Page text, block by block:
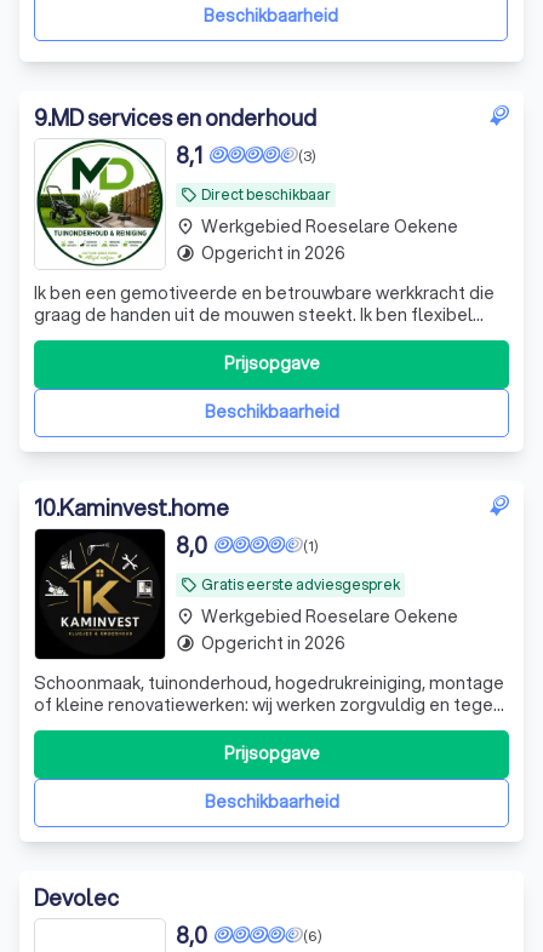
Beschikbaarheid
9.MD services en onderhoud
local_offer Direct beschikbaar
(3)
8,1
Ik ben een gemotiveerde en betrouwbare werkkracht die
graag de handen uit de mouwen steekt. Ik ben flexibel
inzetbaar en help met verhuizen, klusjes, tuinonderhoud
en andere praktische taken. Ik werk nauwkeurig, ben
vriendelijk en zorg ervoor dat elke opdracht correct wordt
uitgevoerd. Ik ben beschiBeschikbaarheid
Prijsopgave
place Werkgebied Roeselare Oekene
timelapse Opgericht in 2026
10.Kaminvest.home
local_offer Gratis eerste adviesgesprek
(1)
8,0
Schoonmaak, tuinonderhoud, hogedrukreiniging, montage
of kleine renovatiewerken: wij werken zorgvuldig en tegen
een eerlijke prijs. Eén aanspreekpunt voor al uw klussen,
Beschikbaarheid
Prijsopgave
place Werkgebied Roeselare Oekene
timelapse Opgericht in 2026
Devolec
(6)
8,0